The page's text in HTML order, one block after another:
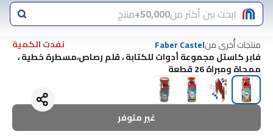
ابحث بين أكثر من50,000+ منتج
منتجات أُخرى منFaber Castel
نفدت الكمية
فابر كاستل مجموعة أدوات للكتابة ، قلم رصاص،مسطرة خطية ،
ممحاة ومبراة 26 قطعة
غير متوفر